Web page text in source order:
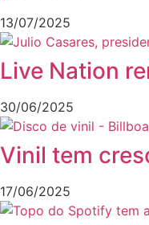
13/07/2025
Live Nation
30/06/2025
Vinil tem
17/06/2025